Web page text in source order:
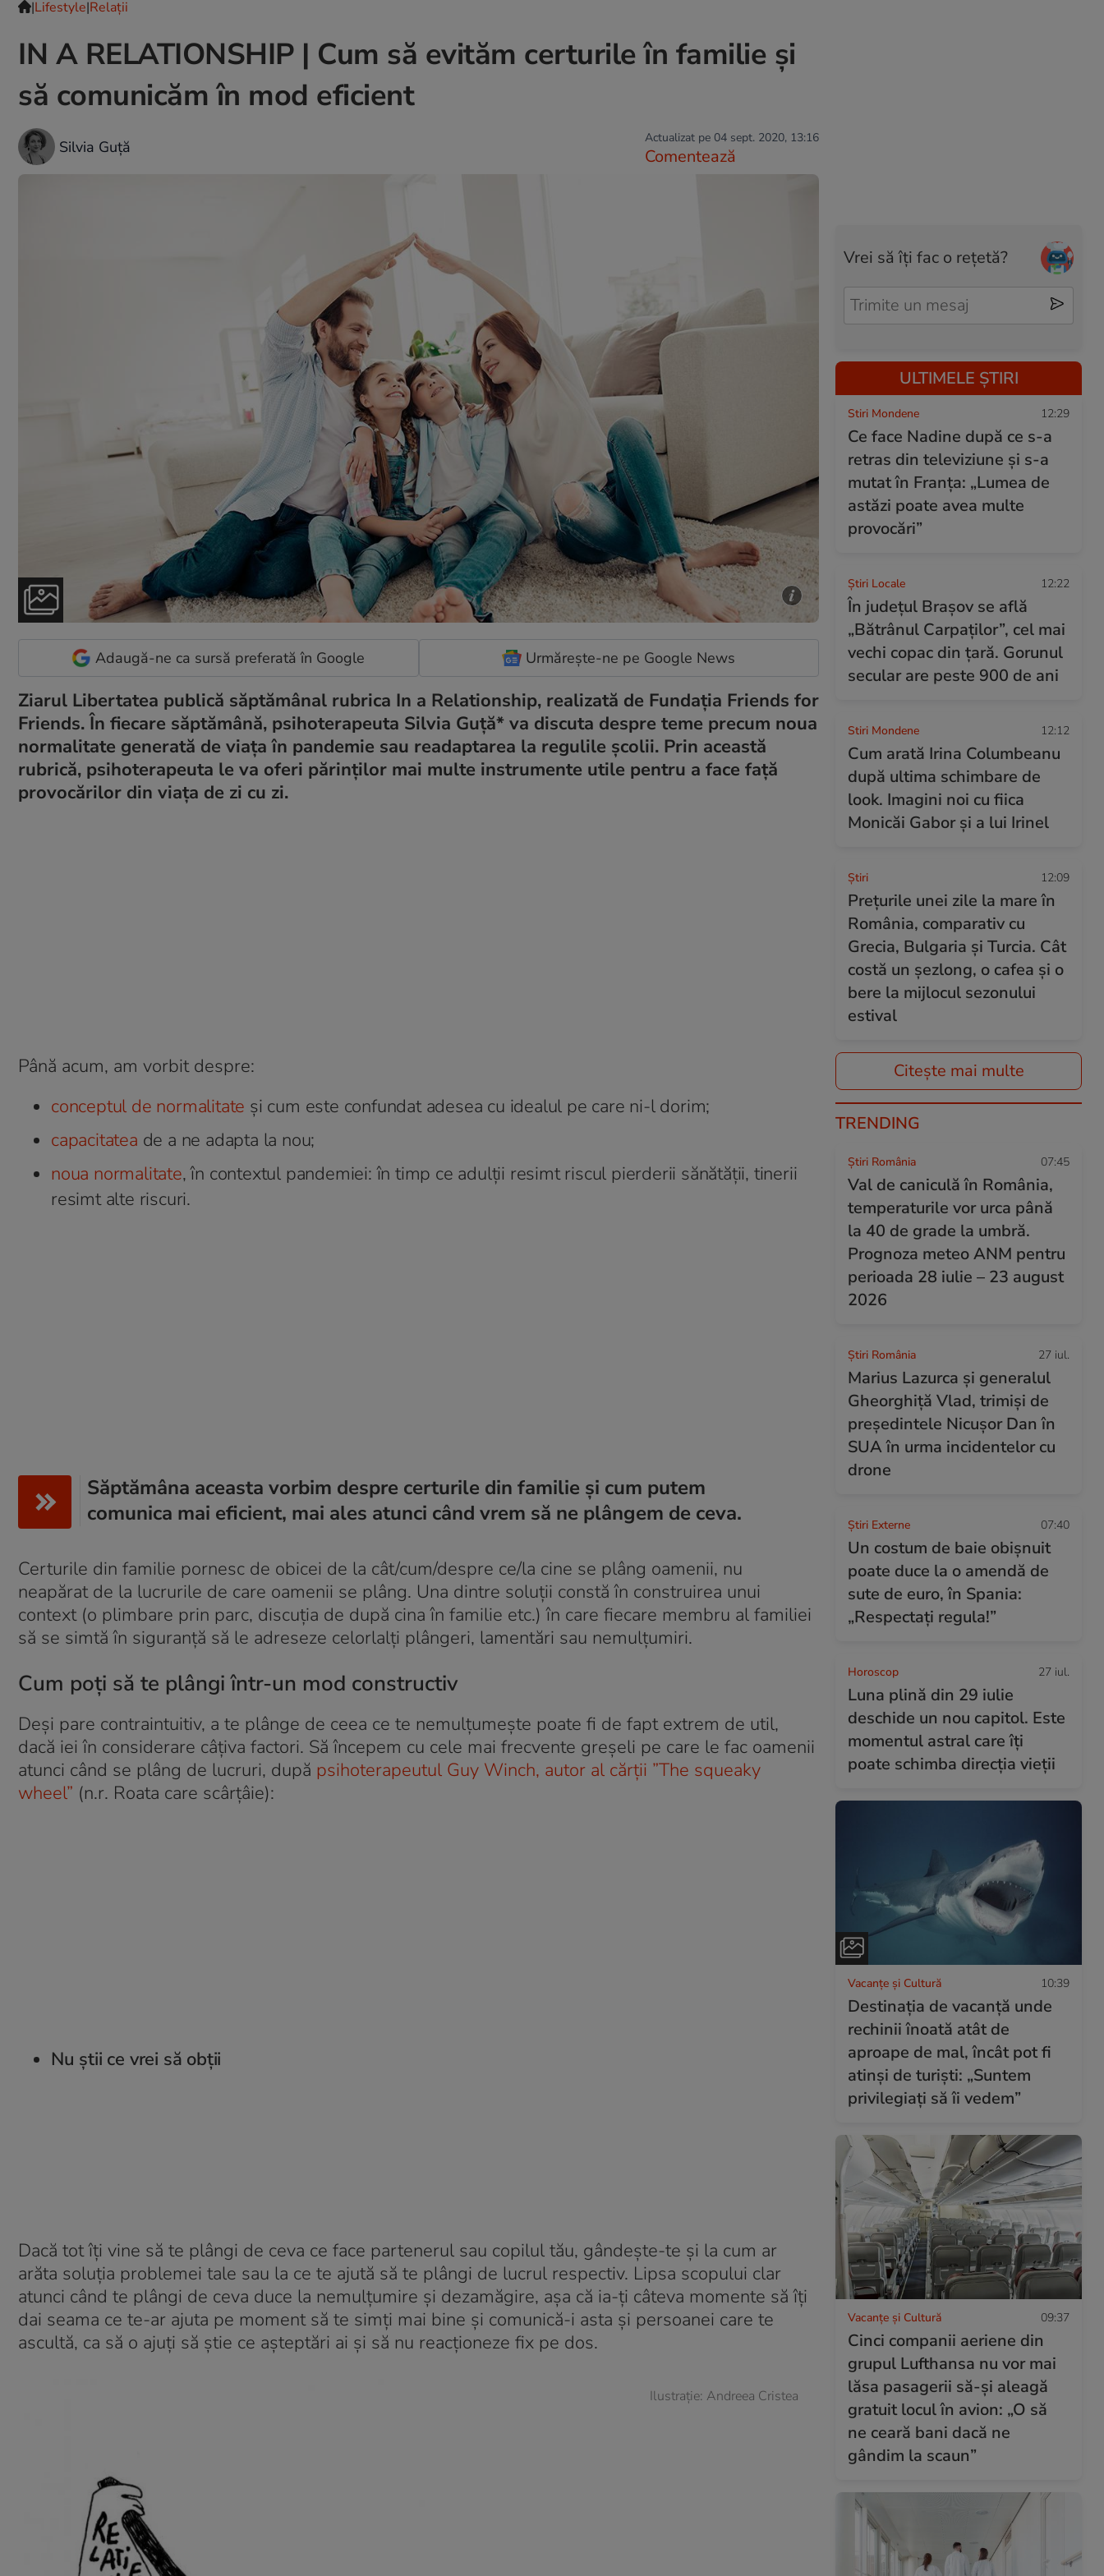
|Lifestyle|Relații
IN A RELATIONSHIP | Cum să evităm certurile în familie și
să comunicăm în mod eficient
Silvia Guță Actualizat pe 04 sept. 2020, 13:16
Comentează
Adaugă-ne ca sursă preferată în Google Urmărește-ne pe Google News
Ziarul Libertatea publică săptămânal rubrica In a Relationship, realizată de Fundația Friends for
Friends. În fiecare săptămână, psihoterapeuta Silvia Guță* va discuta despre teme precum noua
normalitate generată de viața în pandemie sau readaptarea la regulile școlii. Prin această
rubrică, psihoterapeuta le va oferi părinților mai multe instrumente utile pentru a face față
provocărilor din viața de zi cu zi.
Până acum, am vorbit despre:
conceptul de normalitate și cum este confundat adesea cu idealul pe care ni-l dorim;
capacitatea de a ne adapta la nou;
noua normalitate, în contextul pandemiei: în timp ce adulții resimt riscul pierderii sănătății, tinerii
resimt alte riscuri.
Săptămâna aceasta vorbim despre certurile din familie și cum putem
comunica mai eficient, mai ales atunci când vrem să ne plângem de ceva.
Certurile din familie pornesc de obicei de la cât/cum/despre ce/la cine se plâng oamenii, nu
neapărat de la lucrurile de care oamenii se plâng. Una dintre soluții constă în construirea unui
context (o plimbare prin parc, discuția de după cina în familie etc.) în care fiecare membru al familiei
să se simtă în siguranță să le adreseze celorlalți plângeri, lamentări sau nemulțumiri.
Cum poți să te plângi într-un mod constructiv
Deși pare contraintuitiv, a te plânge de ceea ce te nemulțumește poate fi de fapt extrem de util,
dacă iei în considerare câțiva factori. Să începem cu cele mai frecvente greșeli pe care le fac oamenii
atunci când se plâng de lucruri, după psihoterapeutul Guy Winch, autor al cărții ”The squeaky
wheel” (n.r. Roata care scârțâie):
Nu știi ce vrei să obții
Dacă tot îți vine să te plângi de ceva ce face partenerul sau copilul tău, gândește-te și la cum ar
arăta soluția problemei tale sau la ce te ajută să te plângi de lucrul respectiv. Lipsa scopului clar
atunci când te plângi de ceva duce la nemulțumire și dezamăgire, așa că ia-ți câteva momente să îți
dai seama ce te-ar ajuta pe moment să te simți mai bine și comunică-i asta și persoanei care te
ascultă, ca să o ajuți să știe ce așteptări ai și să nu reacționeze fix pe dos.
Ilustrație: Andreea Cristea
Vrei să îți fac o rețetă?
ULTIMELE ȘTIRI
Stiri Mondene 12:29
Ce face Nadine după ce s-a
retras din televiziune și s-a
mutat în Franța: „Lumea de
astăzi poate avea multe
provocări”
Știri Locale 12:22
În județul Brașov se află
„Bătrânul Carpaților”, cel mai
vechi copac din țară. Gorunul
secular are peste 900 de ani
Stiri Mondene 12:12
Cum arată Irina Columbeanu
după ultima schimbare de
look. Imagini noi cu fiica
Monicăi Gabor și a lui Irinel
Ştiri 12:09
Prețurile unei zile la mare în
România, comparativ cu
Grecia, Bulgaria și Turcia. Cât
costă un șezlong, o cafea și o
bere la mijlocul sezonului
estival
Citește mai multe
TRENDING
Știri România 07:45
Val de caniculă în România,
temperaturile vor urca până
la 40 de grade la umbră.
Prognoza meteo ANM pentru
perioada 28 iulie – 23 august
2026
Știri România 27 iul.
Marius Lazurca și generalul
Gheorghiță Vlad, trimiși de
președintele Nicușor Dan în
SUA în urma incidentelor cu
drone
Știri Externe 07:40
Un costum de baie obișnuit
poate duce la o amendă de
sute de euro, în Spania:
„Respectați regula!”
Horoscop 27 iul.
Luna plină din 29 iulie
deschide un nou capitol. Este
momentul astral care îți
poate schimba direcția vieții
Vacanțe și Cultură 10:39
Destinația de vacanță unde
rechinii înoată atât de
aproape de mal, încât pot fi
atinși de turiști: „Suntem
privilegiați să îi vedem”
Vacanțe și Cultură 09:37
Cinci companii aeriene din
grupul Lufthansa nu vor mai
lăsa pasagerii să-și aleagă
gratuit locul în avion: „O să
ne ceară bani dacă ne
gândim la scaun”